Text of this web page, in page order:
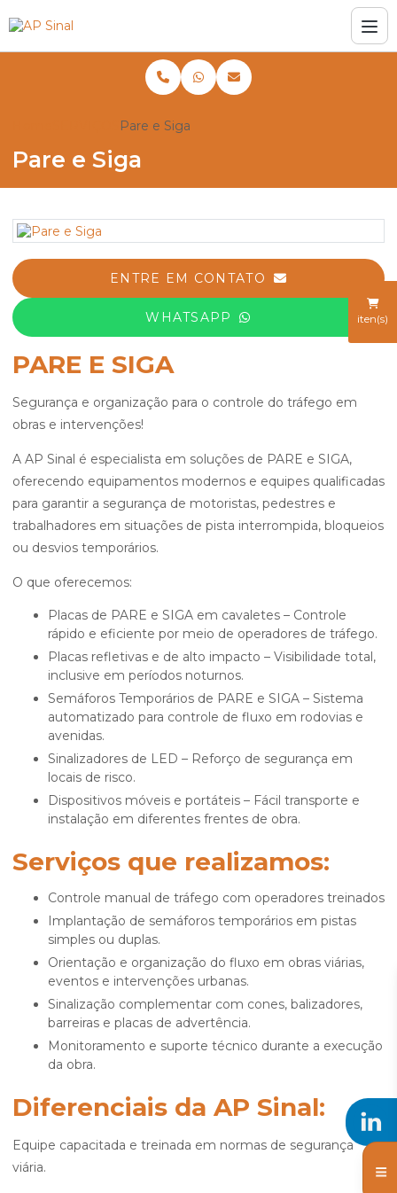
iten(s)
Pare e Siga
Pare e Siga
ENTRE EM CONTATO
WHATSAPP
PARE E SIGA
Segurança e organização para o controle do tráfego em
obras e intervenções!
A AP Sinal é especialista em soluções de PARE e SIGA,
oferecendo equipamentos modernos e equipes qualificadas
para garantir a segurança de motoristas, pedestres e
trabalhadores em situações de pista interrompida, bloqueios
ou desvios temporários.
O que oferecemos:
Placas de PARE e SIGA em cavaletes – Controle
rápido e eficiente por meio de operadores de tráfego.
Placas refletivas e de alto impacto – Visibilidade total,
inclusive em períodos noturnos.
Semáforos Temporários de PARE e SIGA – Sistema
automatizado para controle de fluxo em rodovias e
avenidas.
Sinalizadores de LED – Reforço de segurança em
locais de risco.
Dispositivos móveis e portáteis – Fácil transporte e
instalação em diferentes frentes de obra.
Serviços que realizamos:
Controle manual de tráfego com operadores treinados
Implantação de semáforos temporários em pistas
simples ou duplas.
Orientação e organização do fluxo em obras viárias,
eventos e intervenções urbanas.
Sinalização complementar com cones, balizadores,
barreiras e placas de advertência.
Monitoramento e suporte técnico durante a execução
da obra.
Diferenciais da AP Sinal:
Equipe capacitada e treinada em normas de segurança
viária.